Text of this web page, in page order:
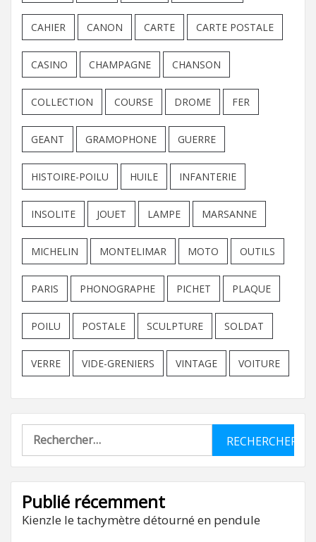
CAHIER CANON CARTE CARTE POSTALE
CASINO CHAMPAGNE CHANSON
COLLECTION COURSE DROME FER
GEANT GRAMOPHONE GUERRE
HISTOIRE-POILU HUILE INFANTERIE
INSOLITE JOUET LAMPE MARSANNE
MICHELIN MONTELIMAR MOTO OUTILS
PARIS PHONOGRAPHE PICHET PLAQUE
POILU POSTALE SCULPTURE SOLDAT
VERRE VIDE-GRENIERS VINTAGE VOITURE
Rechercher :
Publié récemment
Kienzle le tachymètre détourné en pendule